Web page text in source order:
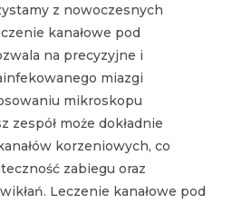
z nowoczesnych
kanałowe pod
na precyzyjne i
miazgi
mikroskopu
zespół może dokładnie
korzeniowych, co
zabiegu oraz
Leczenie kanałowe pod